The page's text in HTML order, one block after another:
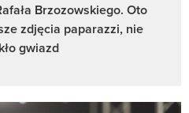
Brzozowskiego. Oto
zdjęcia paparazzi, nie
gwiazd